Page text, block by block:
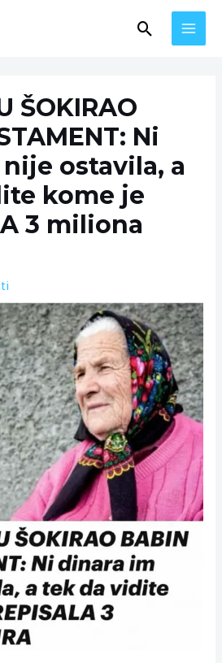
Search
ŠOKIRAO
Ni
ostavila, a
kome je
3 miliona